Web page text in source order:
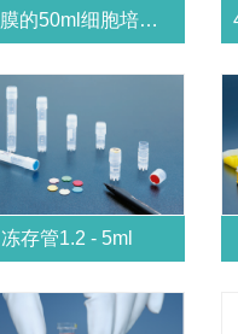
带隔膜的50ml细胞培养管
冻存管1.2 - 5ml